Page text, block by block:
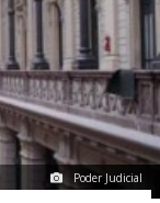
Poder Judicial